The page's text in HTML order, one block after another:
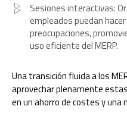
Sesiones interactivas:
empleados puedan
preocupaciones,
uso eficiente del MERP.
Una transición fluida a los
aprovechar plenamente
en un ahorro de costes y una